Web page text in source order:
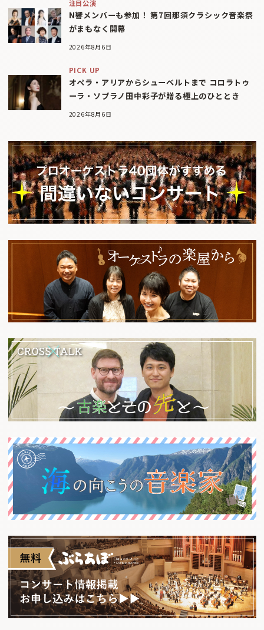
注目公演
N響メンバーも参加！ 第7回那須クラシック音楽祭
がまもなく開幕
2026年8月6日
PICK UP
オペラ・アリアからシューベルトまで コロラトゥ
ーラ・ソプラノ田中彩子が贈る極上のひととき
2026年8月6日